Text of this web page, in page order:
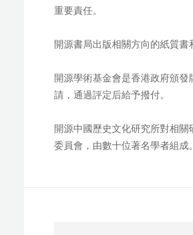
重要責任。
開源書局出版相關方向的紙質書
開源學術基金會是香港政府頒
請，通過評定后給予撥付。
開源中國歷史文化研究所對相
委員會，由數十位著名學者組成。